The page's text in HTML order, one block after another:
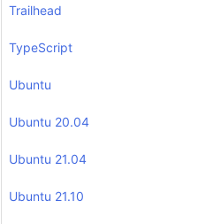
Trailhead
TypeScript
Ubuntu
Ubuntu 20.04
Ubuntu 21.04
Ubuntu 21.10